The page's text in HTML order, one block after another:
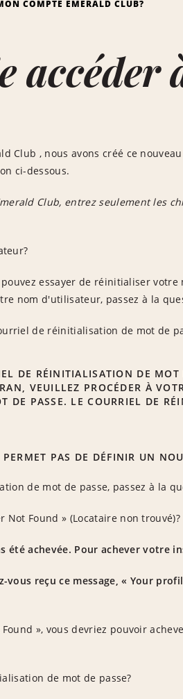
COMPTE EMERALD CLUB?
accéder
Club , nous avons créé ce
ci-dessous.
Club, entrez seulement les
essayer de réinitialiser
nom d'utilisateur, passez à la
de réinitialisation de mot de
DE RÉINITIALISATION DE MOT
VEUILLEZ PROCÉDER À
DE PASSE. LE COURRIEL DE
PAS DE DÉFINIR UN
de mot de passe, passez à la
Not Found » (Locataire non trouvé)?
été achevée. Pour achever votre
reçu ce message, « Your
», vous devriez pouvoir
de mot de passe?